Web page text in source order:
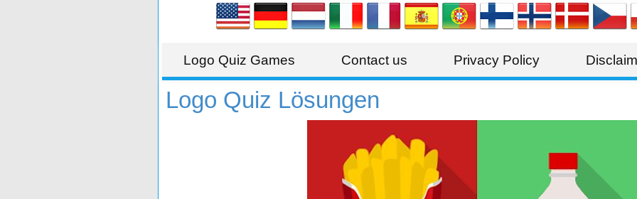
Logo Quiz Games Contact us Privacy Policy
Logo Quiz Lösungen